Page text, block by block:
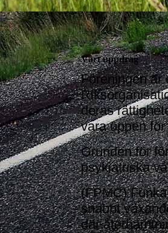
Vårt uppdrag
Föreningen är
deras
vara öppen
Grunden för
psykiatriska
(FPMC)
snabbt
där